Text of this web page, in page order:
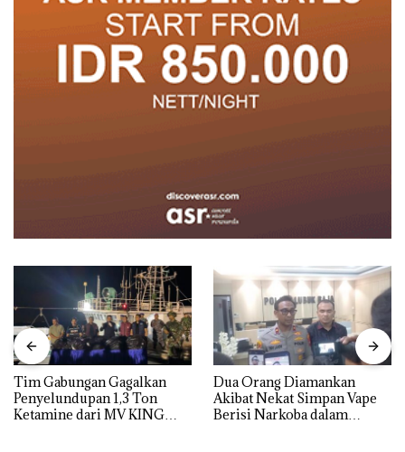
Tim Gabungan Gagalkan
Penyelundupan 1,3 Ton
Ketamine dari MV KING
Dua Orang Diamankan
Akibat Nekat Simpan Vape
Berisi Narkoba dalam